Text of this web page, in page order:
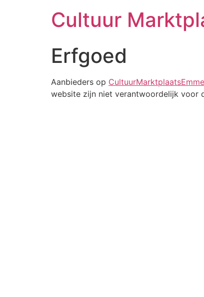
Cultuur
Erfgoed
Aanbieders op
website zijn niet verantwoordelijk voor